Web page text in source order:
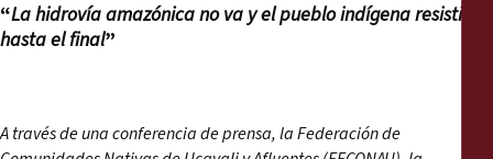
Comunicados de prensa
Documentos informativos
“La hidrovía amazónica no va y el pueblo indígena resistirá
hasta el final”
A través de una conferencia de prensa, la Federación de